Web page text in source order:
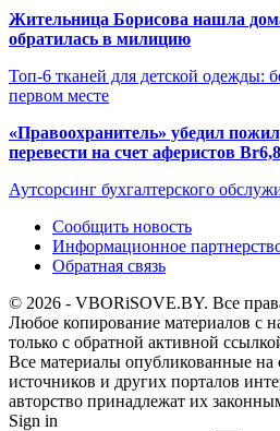
Жительница Борисова нашла
обратилась в милицию
Топ-6 тканей для детской одежды:
первом месте
«Правоохранитель» убедил
перевести на счет аферистов
Аутсорсинг бухгалтерского
Сообщить новость
Информационное
Обратная связь
© 2026 - VBORiSOVE.BY. Все
Любое копирование материалов с
только с обратной активной
Все материалы опубликованные на
источников и других порталов
авторство принадлежат их
Sign in